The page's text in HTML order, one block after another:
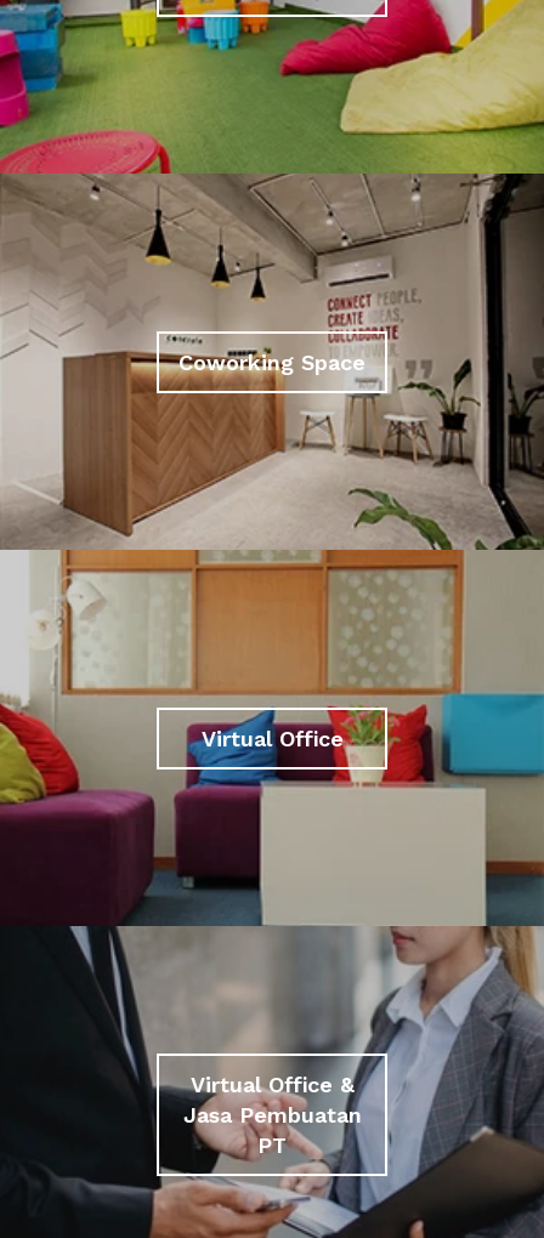
Coworking Space
Virtual Office
Virtual Office &
Jasa Pembuatan
PT